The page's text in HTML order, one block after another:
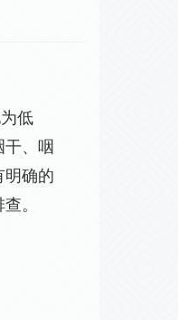
低
、咽
明确的
。